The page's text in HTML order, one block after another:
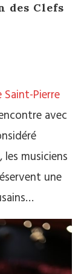
des Clefs
Saint-Pierre
avec
musiciens
une